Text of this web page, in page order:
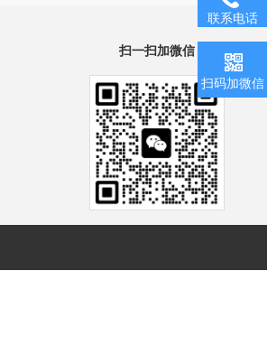
扫一扫加微信
联系电话
扫码加微信